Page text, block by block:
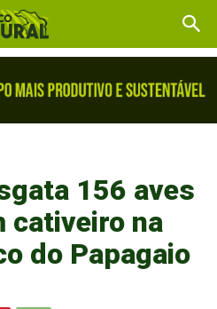
156 aves
cativeiro na
do Papagaio